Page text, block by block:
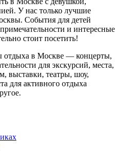
У нас только лучшие
События для детей
и интересные
стоит посетить!
в Москве — концерты,
для экскурсий, места,
выставки, театры, шоу,
для активного отдыха